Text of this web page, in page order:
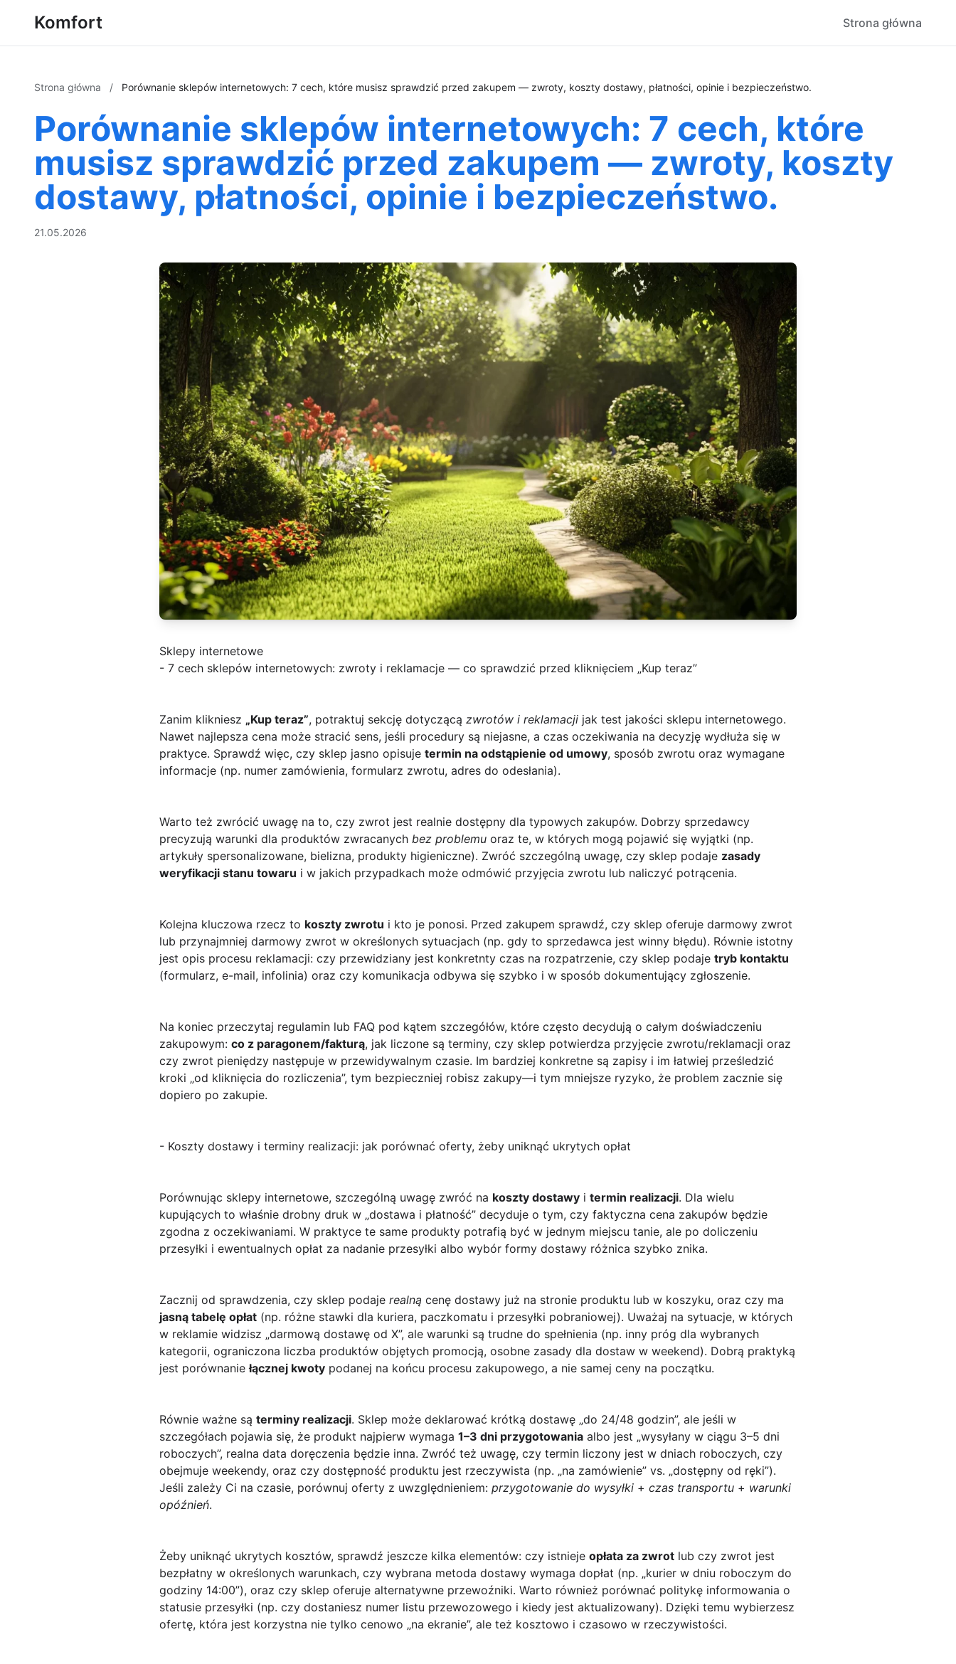
Komfort Strona główna
Strona główna / Porównanie sklepów internetowych: 7 cech, które musisz sprawdzić przed zakupem — zwroty, koszty dostawy, płatności, opinie i bezpieczeństwo.
Porównanie sklepów internetowych: 7 cech, które
musisz sprawdzić przed zakupem — zwroty, koszty
dostawy, płatności, opinie i bezpieczeństwo.
21.05.2026
Sklepy internetowe
- 7 cech sklepów internetowych: zwroty i reklamacje — co sprawdzić przed kliknięciem „Kup teraz”
Zanim klikniesz „Kup teraz”, potraktuj sekcję dotyczącą zwrotów i reklamacji jak test jakości sklepu internetowego.
Nawet najlepsza cena może stracić sens, jeśli procedury są niejasne, a czas oczekiwania na decyzję wydłuża się w
praktyce. Sprawdź więc, czy sklep jasno opisuje termin na odstąpienie od umowy, sposób zwrotu oraz wymagane
informacje (np. numer zamówienia, formularz zwrotu, adres do odesłania).
Warto też zwrócić uwagę na to, czy zwrot jest realnie dostępny dla typowych zakupów. Dobrzy sprzedawcy
precyzują warunki dla produktów zwracanych bez problemu oraz te, w których mogą pojawić się wyjątki (np.
artykuły spersonalizowane, bielizna, produkty higieniczne). Zwróć szczególną uwagę, czy sklep podaje zasady
weryfikacji stanu towaru i w jakich przypadkach może odmówić przyjęcia zwrotu lub naliczyć potrącenia.
Kolejna kluczowa rzecz to koszty zwrotu i kto je ponosi. Przed zakupem sprawdź, czy sklep oferuje darmowy zwrot
lub przynajmniej darmowy zwrot w określonych sytuacjach (np. gdy to sprzedawca jest winny błędu). Równie istotny
jest opis procesu reklamacji: czy przewidziany jest konkretnty czas na rozpatrzenie, czy sklep podaje tryb kontaktu
(formularz, e-mail, infolinia) oraz czy komunikacja odbywa się szybko i w sposób dokumentujący zgłoszenie.
Na koniec przeczytaj regulamin lub FAQ pod kątem szczegółów, które często decydują o całym doświadczeniu
zakupowym: co z paragonem/fakturą, jak liczone są terminy, czy sklep potwierdza przyjęcie zwrotu/reklamacji oraz
czy zwrot pieniędzy następuje w przewidywalnym czasie. Im bardziej konkretne są zapisy i im łatwiej prześledzić
kroki „od kliknięcia do rozliczenia”, tym bezpieczniej robisz zakupy—i tym mniejsze ryzyko, że problem zacznie się
dopiero po zakupie.
- Koszty dostawy i terminy realizacji: jak porównać oferty, żeby uniknąć ukrytych opłat
Porównując sklepy internetowe, szczególną uwagę zwróć na koszty dostawy i termin realizacji. Dla wielu
kupujących to właśnie drobny druk w „dostawa i płatność” decyduje o tym, czy faktyczna cena zakupów będzie
zgodna z oczekiwaniami. W praktyce te same produkty potrafią być w jednym miejscu tanie, ale po doliczeniu
przesyłki i ewentualnych opłat za nadanie przesyłki albo wybór formy dostawy różnica szybko znika.
Zacznij od sprawdzenia, czy sklep podaje realną cenę dostawy już na stronie produktu lub w koszyku, oraz czy ma
jasną tabelę opłat (np. różne stawki dla kuriera, paczkomatu i przesyłki pobraniowej). Uważaj na sytuacje, w których
w reklamie widzisz „darmową dostawę od X”, ale warunki są trudne do spełnienia (np. inny próg dla wybranych
kategorii, ograniczona liczba produktów objętych promocją, osobne zasady dla dostaw w weekend). Dobrą praktyką
jest porównaniełącznej kwoty podanej na końcu procesu zakupowego, a nie samej ceny na początku.
Równie ważne są terminy realizacji. Sklep może deklarować krótką dostawę „do 24/48 godzin”, ale jeśli w
szczegółach pojawia się, że produkt najpierw wymaga 1–3 dni przygotowania albo jest „wysyłany w ciągu 3–5 dni
roboczych”, realna data doręczenia będzie inna. Zwróć też uwagę, czy termin liczony jest w dniach roboczych, czy
obejmuje weekendy, oraz czy dostępność produktu jest rzeczywista (np. „na zamówienie” vs. „dostępny od ręki”).
Jeśli zależy Ci na czasie, porównuj oferty z uwzględnieniem: przygotowanie do wysyłki + czas transportu + warunki
opóźnień.
Żeby uniknąć ukrytych kosztów, sprawdź jeszcze kilka elementów: czy istnieje opłata za zwrot lub czy zwrot jest
bezpłatny w określonych warunkach, czy wybrana metoda dostawy wymaga dopłat (np. „kurier w dniu roboczym do
godziny 14:00”), oraz czy sklep oferuje alternatywne przewoźniki. Warto również porównać politykę informowania o
statusie przesyłki (np. czy dostaniesz numer listu przewozowego i kiedy jest aktualizowany). Dzięki temu wybierzesz
ofertę, która jest korzystna nie tylko cenowo „na ekranie”, ale też kosztowo i czasowo w rzeczywistości.